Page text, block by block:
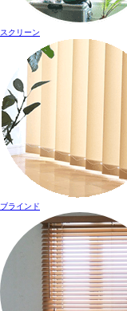
スクリーン
ブラインド